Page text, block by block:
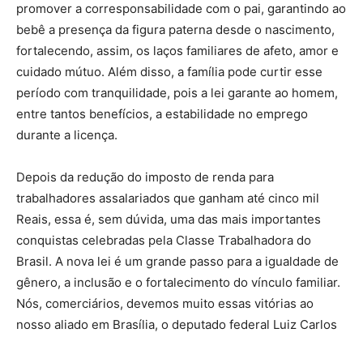
promover a corresponsabilidade com o pai, garantindo ao
bebê a presença da figura paterna desde o nascimento,
fortalecendo, assim, os laços familiares de afeto, amor e
cuidado mútuo. Além disso, a família pode curtir esse
período com tranquilidade, pois a lei garante ao homem,
entre tantos benefícios, a estabilidade no emprego
durante a licença.
Depois da redução do imposto de renda para
trabalhadores assalariados que ganham até cinco mil
Reais, essa é, sem dúvida, uma das mais importantes
conquistas celebradas pela Classe Trabalhadora do
Brasil. A nova lei é um grande passo para a igualdade de
gênero, a inclusão e o fortalecimento do vínculo familiar.
Nós, comerciários, devemos muito essas vitórias ao
nosso aliado em Brasília, o deputado federal Luiz Carlos